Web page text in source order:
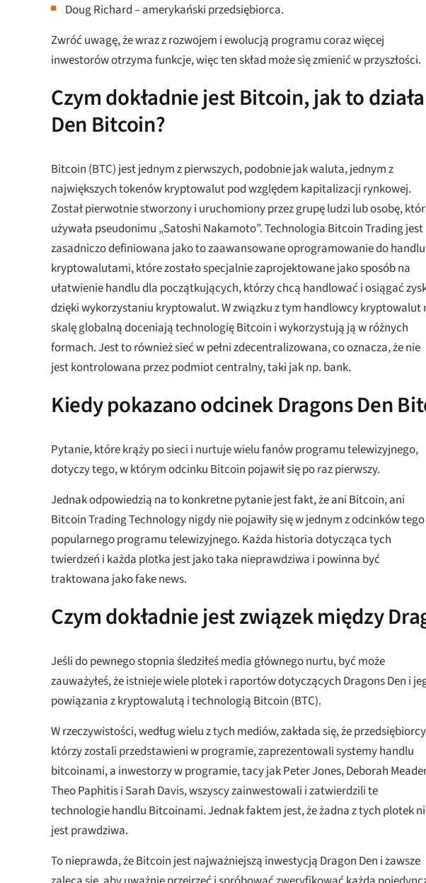
Doug Richard – amerykański przedsiębiorca.
Zwróć uwagę, że wraz z rozwojem i ewolucją programu coraz więcej
inwestorów otrzyma funkcje, więc ten skład może się zmienić w przyszłości.
Czym dokładnie jest Bitcoin, jak to
Den Bitcoin?
Bitcoin (BTC) jest jednym z pierwszych, podobnie jak waluta, jednym z
największych tokenów kryptowalut pod względem kapitalizacji rynkowej.
Został pierwotnie stworzony i uruchomiony przez grupę ludzi lub osobę,
używała pseudonimu „Satoshi Nakamoto”. Technologia Bitcoin Trading jest
zasadniczo definiowana jako to zaawansowane oprogramowanie do handlu
kryptowalutami, które zostało specjalnie zaprojektowane jako sposób na
ułatwienie handlu dla początkujących, którzy chcą handlować i osiągać
dzięki wykorzystaniu kryptowalut. W związku z tym handlowcy kryptowalut
skalę globalną doceniają technologię Bitcoin i wykorzystują ją w różnych
formach. Jest to również sieć w pełni zdecentralizowana, co oznacza, że nie
jest kontrolowana przez podmiot centralny, taki jak np. bank.
Kiedy pokazano odcinek Dragons Den
Pytanie, które krąży po sieci i nurtuje wielu fanów programu telewizyjnego,
dotyczy tego, w którym odcinku Bitcoin pojawił się po raz pierwszy.
Jednak odpowiedzią na to konkretne pytanie jest fakt, że ani Bitcoin, ani
Bitcoin Trading Technology nigdy nie pojawiły się w jednym z odcinków tego
popularnego programu telewizyjnego. Każda historia dotycząca tych
twierdzeń i każda plotka jest jako taka nieprawdziwa i powinna być
traktowana jako fake news.
Czym dokładnie jest związek między
Jeśli do pewnego stopnia śledziłeś media głównego nurtu, być może
zauważyłeś, że istnieje wiele plotek i raportów dotyczących Dragons Den i
powiązania z kryptowalutą i technologią Bitcoin (BTC).
W rzeczywistości, według wielu z tych mediów, zakłada się, że
którzy zostali przedstawieni w programie, zaprezentowali systemy handlu
bitcoinami, a inwestorzy w programie, tacy jak Peter Jones, Deborah
Theo Paphitis i Sarah Davis, wszyscy zainwestowali i zatwierdzili te
technologie handlu Bitcoinami. Jednak faktem jest, że żadna z tych plotek
jest prawdziwa.
To nieprawda, że Bitcoin jest najważniejszą inwestycją Dragon Den i zawsze